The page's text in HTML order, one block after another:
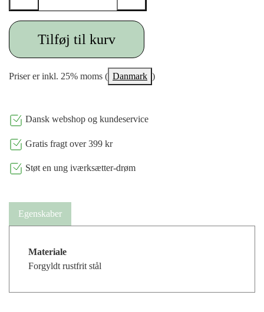
Tilføj til kurv
Priser er inkl. 25% moms ( Danmark )
Dansk webshop og kundeservice
Gratis fragt over 399 kr
Støt en ung iværksætter-drøm
Egenskaber
Materiale
Forgyldt rustfrit stål